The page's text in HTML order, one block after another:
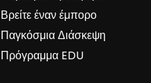
Βρείτε έναν έμπορο
Παγκόσμια Διάσκεψη
Πρόγραμμα EDU